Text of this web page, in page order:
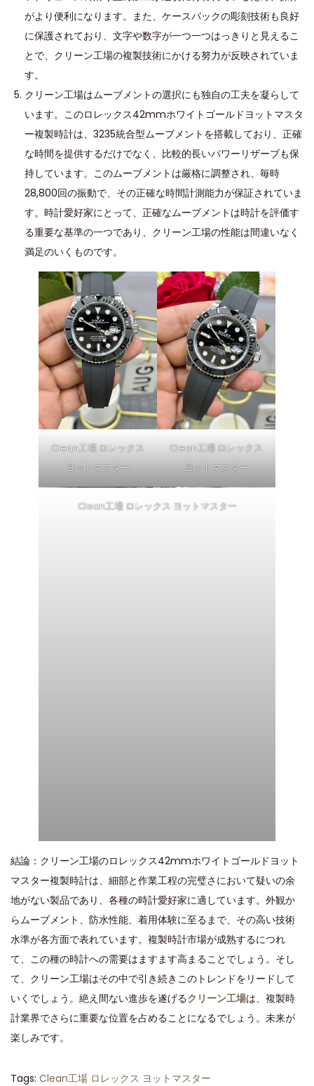
がより便利になります。また、ケースバックの彫刻技術も良好
に保護されており、文字や数字が一つ一つはっきりと見えるこ
とで、クリーン工場の複製技術にかける努力が反映されていま
す。
クリーン工場はムーブメントの選択にも独自の工夫を凝らして
います。このロレックス42mmホワイトゴールドヨットマスタ
ー複製時計は、3235統合型ムーブメントを搭載しており、正確
な時間を提供するだけでなく、比較的長いパワーリザーブも保
持しています。このムーブメントは厳格に調整され、毎時
28,800回の振動で、その正確な時間計測能力が保証されていま
す。時計愛好家にとって、正確なムーブメントは時計を評価す
る重要な基準の一つであり、クリーン工場の性能は間違いなく
満足のいくものです。
Clean工場 ロレックス
ヨットマスター
Clean工場 ロレックス
ヨットマスター
Clean工場 ロレックス ヨットマスター
結論：クリーン工場のロレックス42mmホワイトゴールドヨット
マスター複製時計は、細部と作業工程の完璧さにおいて疑いの余
地がない製品であり、各種の時計愛好家に適しています。外観か
らムーブメント、防水性能、着用体験に至るまで、その高い技術
水準が各方面で表れています。複製時計市場が成熟するにつれ
て、この種の時計への需要はますます高まることでしょう。そし
て、クリーン工場はその中で引き続きこのトレンドをリードして
いくでしょう。絶え間ない進歩を遂げるクリーン工場は、複製時
計業界でさらに重要な位置を占めることになるでしょう。未来が
楽しみです。
Tags: Clean工場 ロレックス ヨットマスター